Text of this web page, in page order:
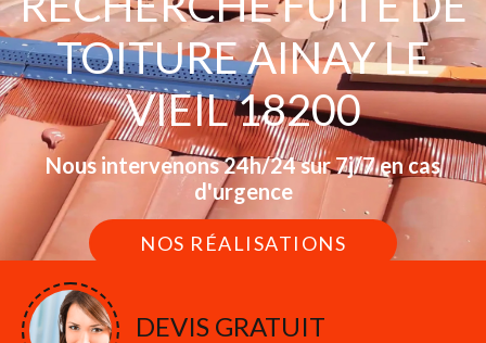
TOITURE AINAY LE
VIEIL 18200
Nous intervenons 24h/24 sur 7j/7 en cas
d'urgence
NOS RÉALISATIONS
DEVIS GRATUIT